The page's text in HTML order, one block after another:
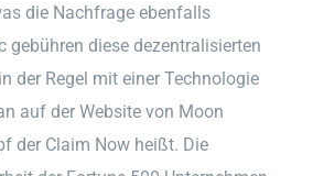
die Nachfrage ebenfalls
gebühren diese dezentralisierten
der Regel mit einer Technologie
auf der Website von Moon
der Claim Now heißt. Die